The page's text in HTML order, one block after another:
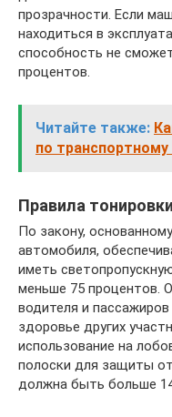
прозрачности. Если
находиться в
способность не
процентов.
Читайте также:
по транспортному
Правила
По закону,
автомобиля,
иметь
меньше 75 процентов.
водителя и
здоровье других
использование на
полоски для защиты
должна быть больше